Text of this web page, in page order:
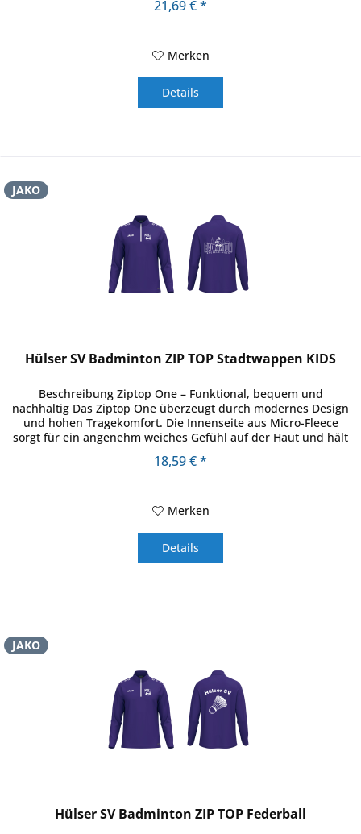
21,69 € *
Merken
Details
JAKO
Hülser SV Badminton ZIP TOP Stadtwappen KIDS
Beschreibung Ziptop One – Funktional, bequem und
nachhaltig Das Ziptop One überzeugt durch modernes Design
und hohen Tragekomfort. Die Innenseite aus Micro-Fleece
sorgt für ein angenehm weiches Gefühl auf der Haut und hält
18,59 € *
Merken
Details
JAKO
Hülser SV Badminton ZIP TOP Federball